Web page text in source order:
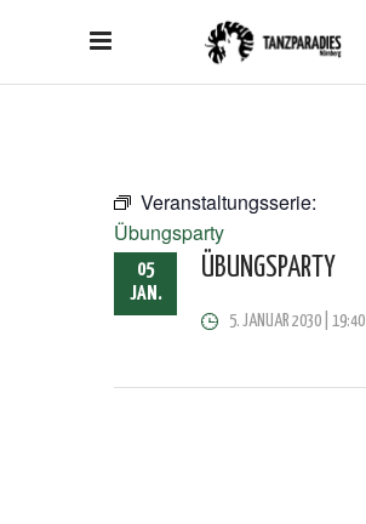
Veranstaltungsserie:
Übungsparty
05
JAN.
ÜBUNGSPARTY
5. JANUAR 2030 | 19:40